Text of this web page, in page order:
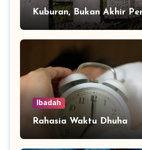
Kuburan, Bukan Akhir
Ibadah
Rahasia Waktu Dhuha